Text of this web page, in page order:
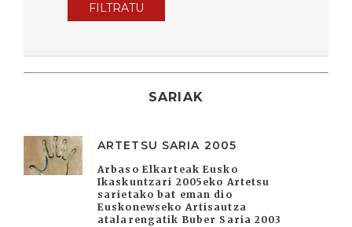
FILTRATU
SARIAK
ARTETSU SARIA 2005
Arbaso Elkarteak Eusko
Ikaskuntzari 2005eko Artetsu
sarietako bat eman dio
Euskonewseko Artisautza
atalarengatik Buber Saria 2003